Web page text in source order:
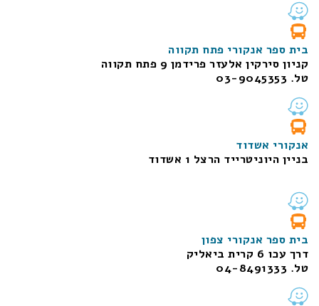
בית ספר אנקורי פתח תקווה
קניון סירקין אלעזר פרידמן 9 פתח תקווה
טל. 03-9045353
אנקורי אשדוד
בניין היוניטרייד הרצל 1 אשדוד
בית ספר אנקורי צפון
דרך עכו 6 קרית ביאליק
טל. 04-8491333